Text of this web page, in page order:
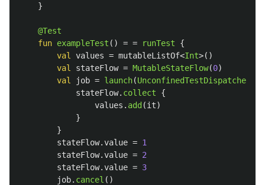
}
@Test
fun exampleTest () = = runTest
{
val
values = mutableListOf<Int>()
val
stateFlow = MutableStateFlow(0)
val
job = launch(UnconfinedTestDispatcher
stateFlow. collect
{
values . add (it)
}
}
stateFlow.value = 1
stateFlow.value = 2
stateFlow.value = 3
job. cancel ()